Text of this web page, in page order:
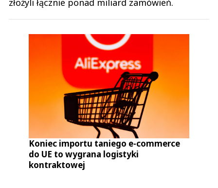
złożyli łącznie ponad miliard zamówień.
Koniec importu taniego e-commerce
do UE to wygrana logistyki
kontraktowej